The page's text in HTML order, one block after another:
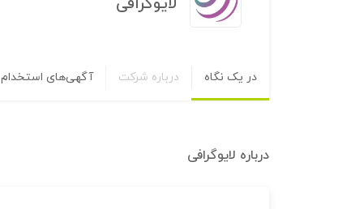
در یک نگاه درباره شرکت آگهی‌های استخدام
درباره لایوگرافی